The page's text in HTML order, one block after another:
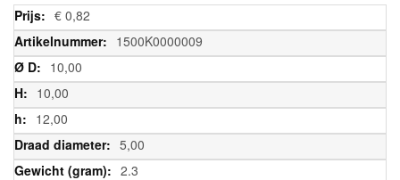
Meer
informatie
€ 0,82
1500K0000009
10,00
10,00
12,00
5,00
2.3